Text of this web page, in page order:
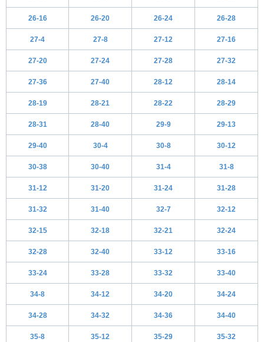
26-16 26-20 26-24 26-28
27-4 27-8 27-12 27-16
27-20 27-24 27-28 27-32
27-36 27-40 28-12 28-14
28-19 28-21 28-22 28-29
28-31 28-40 29-9 29-13
29-40 30-4 30-8 30-12
30-38 30-40 31-4 31-8
31-12 31-20 31-24 31-28
31-32 31-40 32-7 32-12
32-15 32-18 32-21 32-24
32-28 32-40 33-12 33-16
33-24 33-28 33-32 33-40
34-8 34-12 34-20 34-24
34-28 34-32 34-36 34-40
35-8 35-12 35-29 35-32